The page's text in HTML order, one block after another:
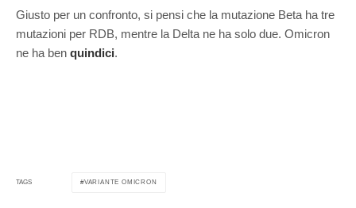
Giusto per un confronto, si pensi che la mutazione Beta ha tre
mutazioni per RDB, mentre la Delta ne ha solo due. Omicron
ne ha ben quindici.
TAGS VARIANTE OMICRON